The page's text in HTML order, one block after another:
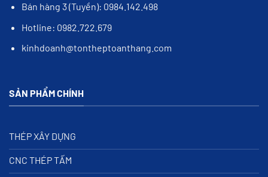
Bán hàng 3 (Tuyền): 0984.142.498
Hotline: 0982.722.679
kinhdoanh@tontheptoanthang.com
SẢN PHẨM CHÍNH
THÉP XÂY DỰNG
CNC THÉP TẤM